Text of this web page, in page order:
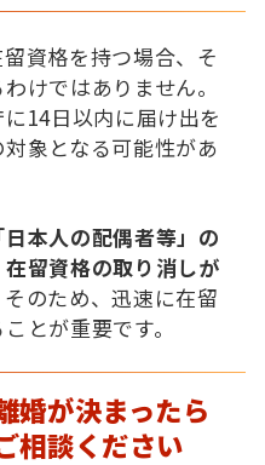
資格を持つ場合、そ
けではありません。
14日以内に届け出を
象となる可能性があ
本人の配偶者等」の
留資格の取り消しが
そのため、迅速に在留
とが重要です。
婚が決まったら
相談ください